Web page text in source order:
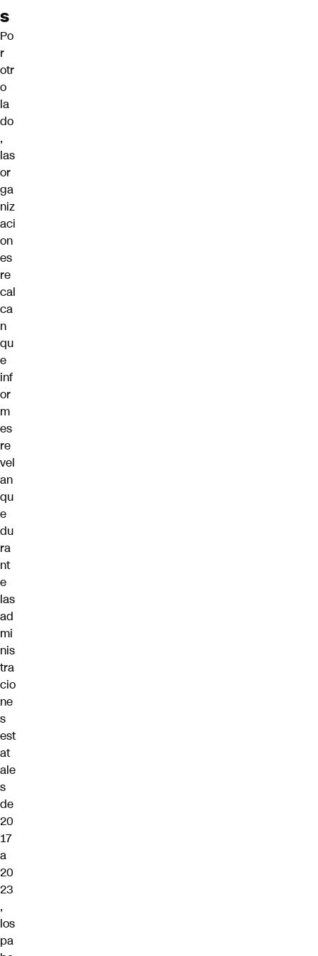
s
Po
r
otr
o
la
do
,
las
or
ga
niz
aci
on
es
re
cal
ca
n
qu
e
inf
or
m
es
re
vel
an
qu
e
du
ra
nt
e
las
ad
mi
nis
tra
cio
ne
s
est
at
ale
s
de
20
17
a
20
23
,
los
pa